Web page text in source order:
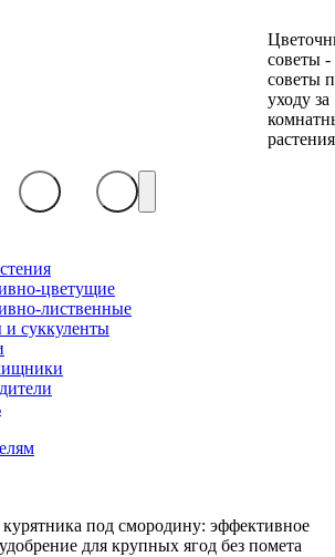
советы -
советы
уходу за
цветущие
лиственные
и суккуленты
под смородину: эффективное
для крупных ягод без помета